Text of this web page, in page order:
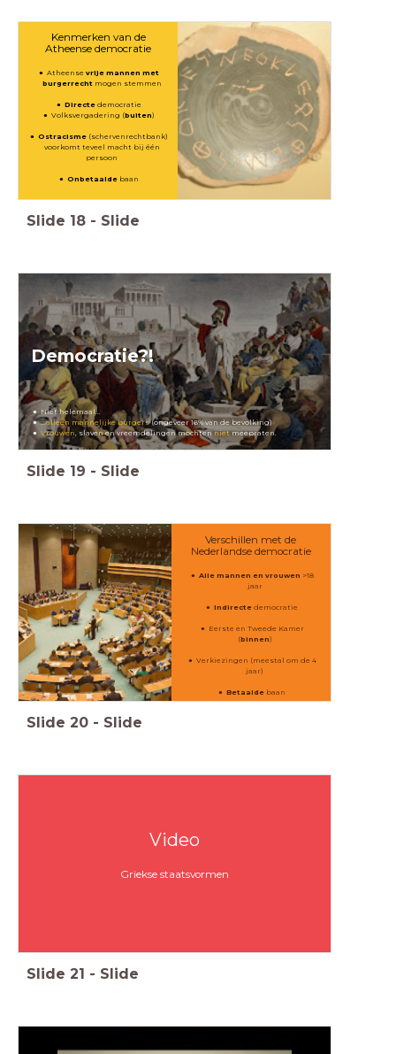
Kenmerken van de
Atheense democratie
Atheensevrije mannen met
burgerrechtmogen stemmen
Directe democratie
Volksvergadering (buiten)
Ostracisme (schervenrechtbank)
voorkomt teveel macht bij één
persoon
Onbetaalde baan
Slide 18 - Slide
Democratie?!
Niet helemaal...
...alleen mannelijke burgers(ongeveer 16% van de bevolking)
Vrouwen, slaven en vreemdelingen mochtennietmeepraten.
Slide 19 - Slide
Verschillen met de
Nederlandse democratie
Alle mannen en vrouwen >18
jaar
Indirecte democratie
Eerste en Tweede Kamer
(binnen)
Verkiezingen (meestal om de 4
jaar)
Betaalde baan
Slide 20 - Slide
Video
Griekse staatsvormen
Slide 21 - Slide